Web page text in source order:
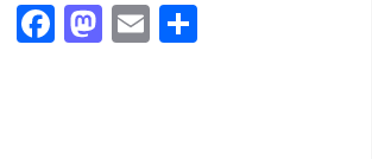
Facebook
Mastodon
EmailShare